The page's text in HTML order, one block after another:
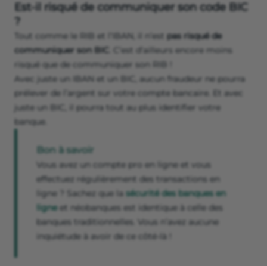
Est-il risqué de communiquer son code BIC
?
Tout comme le RIB et l’IBAN, il n’est pas risqué de
communiquer son BIC
. C’est d’ailleurs encore moins
risqué que de communiquer son RIB !
Avec juste un IBAN et un BIC, aucun fraudeur ne pourra
prélever de l’argent sur votre compte bancaire. Et avec
juste un BIC, il pourra tout au plus identifier votre
banque.
Bon à savoir
Vous avez un compte pro en ligne et vous
effectuez régulièrement des transactions en
ligne ? Sachez que la sécurité des banques en
ligneet néobanques est identique à celle des
banques traditionnelles. Vous n’avez aucune
inquiétude à avoir de ce côté-là !